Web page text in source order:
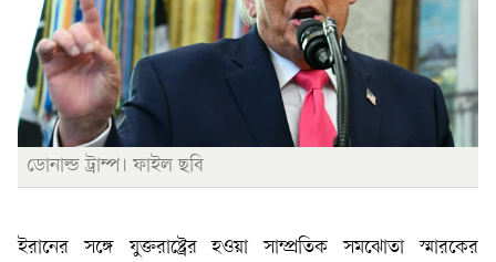
ডোনাল্ড ট্রাম্প। ফাইল ছবি
ইরানের সঙ্গে যুক্তরাষ্ট্রের হওয়া সাম্প্রতিক সমঝোতা স্মারকের